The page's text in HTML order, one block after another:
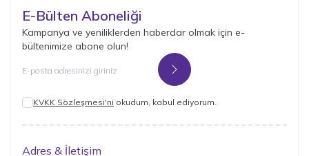
E-Bülten Aboneliği
Kampanya ve yeniliklerden haberdar olmak için e-
bültenimize abone olun!
Kayıt Ol
KVKK Sözleşmesi'ni okudum, kabul ediyorum.
Adres & İletişim